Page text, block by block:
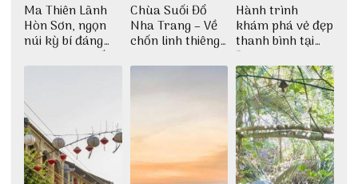
Ma Thiên Lãnh
Hòn Sơn, ngọn
núi kỳ bí đáng
khám phá nhất
Chùa Suối Đổ
Nha Trang – Về
chốn linh thiêng
thiền định
Hành trình
khám phá vẻ đẹp
thanh bình tại
Đảo Phú Quý